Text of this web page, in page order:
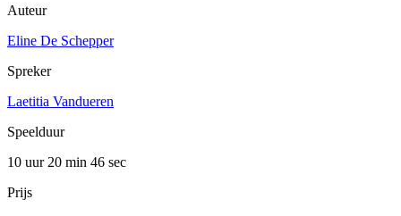
Auteur
Eline De Schepper
Spreker
Laetitia Vandueren
Speelduur
10 uur 20 min 46 sec
Prijs